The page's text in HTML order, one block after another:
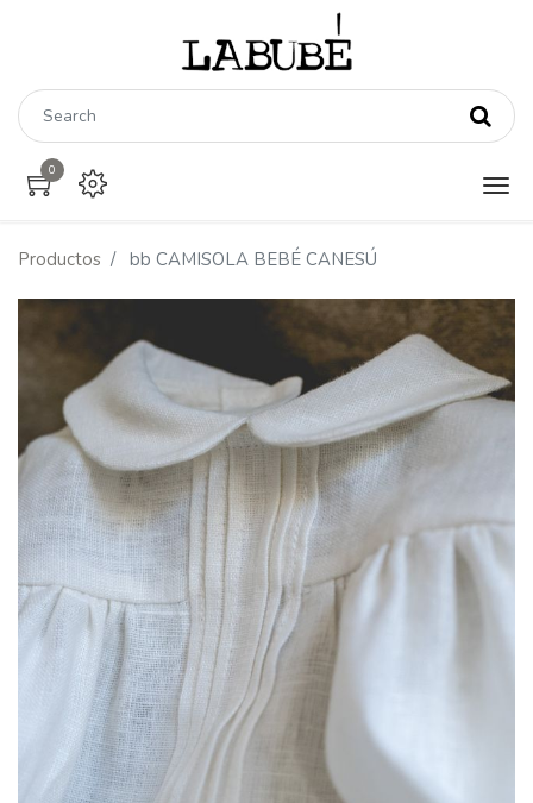
0
Productos bb CAMISOLA BEBÉ CANESÚ